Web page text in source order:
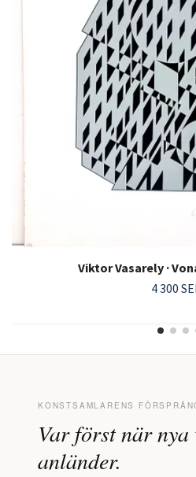
Viktor Vasarely ·
4 300
KONSTSAMLARENS
Var först när nya
anländer.